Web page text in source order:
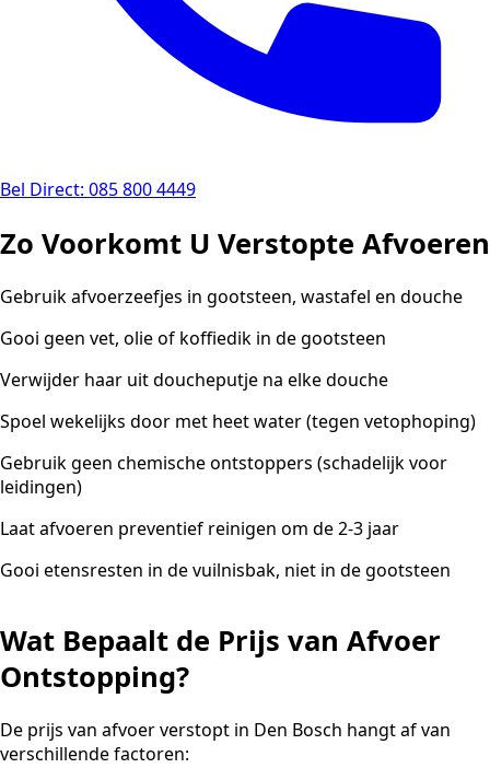
Bel Direct: 085 800 4449
Zo Voorkomt U Verstopte Afvoeren
Gebruik afvoerzeefjes in gootsteen, wastafel en douche
Gooi geen vet, olie of koffiedik in de gootsteen
Verwijder haar uit doucheputje na elke douche
Spoel wekelijks door met heet water (tegen vetophoping)
Gebruik geen chemische ontstoppers (schadelijk voor
leidingen)
Laat afvoeren preventief reinigen om de 2-3 jaar
Gooi etensresten in de vuilnisbak, niet in de gootsteen
Wat Bepaalt de Prijs van Afvoer
Ontstopping?
De prijs van afvoer verstopt in Den Bosch hangt af van
verschillende factoren: